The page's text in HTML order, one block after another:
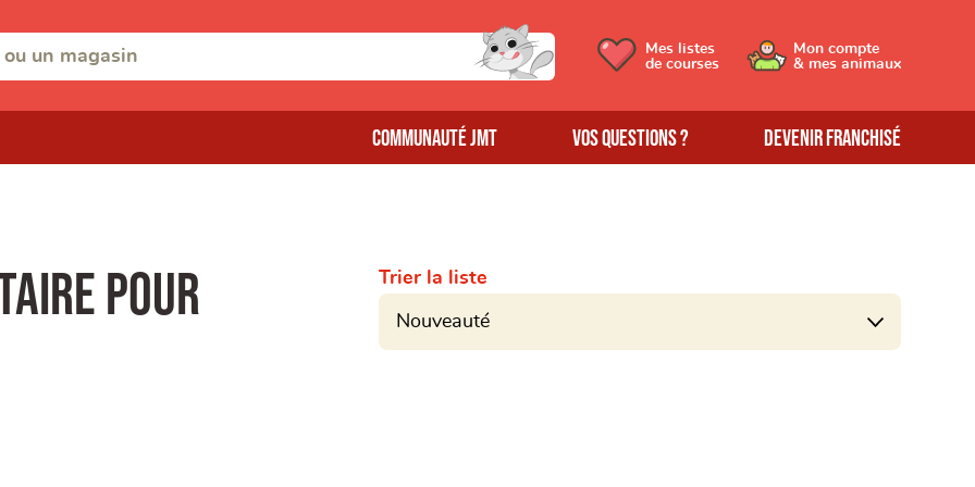
Communauté JMT Vos questions ? Devenir franchisé
Mes listes
de courses
Mon compte
& mes animaux
pour
Trier la liste